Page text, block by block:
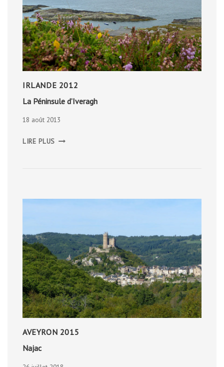
IRLANDE 2012
La Péninsule d’Iveragh
18 août 2013
LIRE PLUS PÉNINSULE
AVEYRON 2015
Najac